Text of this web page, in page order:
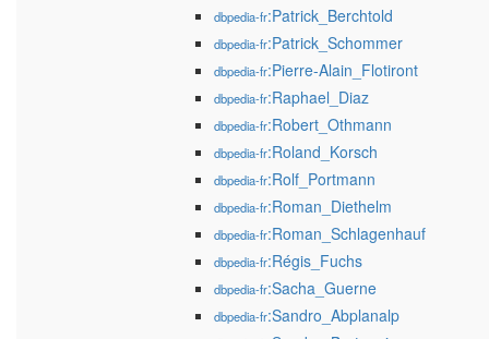
dbpedia-fr:Patrick_Berchtold
dbpedia-fr:Patrick_Schommer
dbpedia-fr:Pierre-Alain_Flotiront
dbpedia-fr:Raphael_Diaz
dbpedia-fr:Robert_Othmann
dbpedia-fr:Roland_Korsch
dbpedia-fr:Rolf_Portmann
dbpedia-fr:Roman_Diethelm
dbpedia-fr:Roman_Schlagenhauf
dbpedia-fr:Régis_Fuchs
dbpedia-fr:Sacha_Guerne
dbpedia-fr:Sandro_Abplanalp